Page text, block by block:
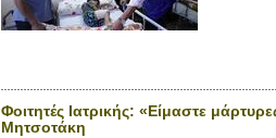
Φοιτητές Ιατρικής: «Είμαστε
Μητσοτάκη